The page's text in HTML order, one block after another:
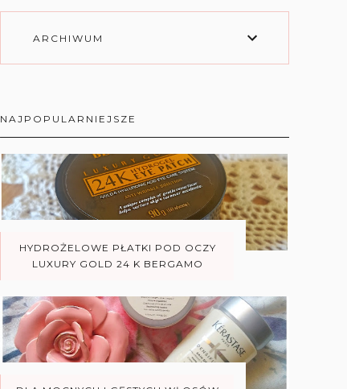
ARCHIWUM
NAJPOPULARNIEJSZE
HYDROŻELOWE PŁATKI POD OCZY
LUXURY GOLD 24 K BERGAMO